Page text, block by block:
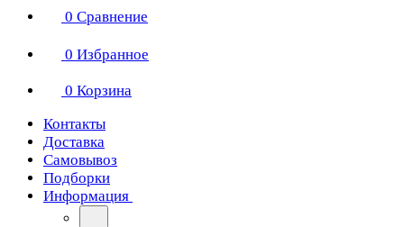
0 Сравнение
0 Избранное
0 Корзина
Контакты
Доставка
Самовывоз
Подборки
Информация